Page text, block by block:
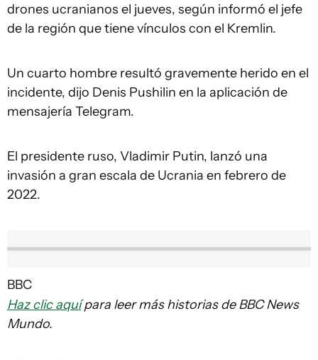
drones ucranianos el jueves, según informó el jefe
de la región que tiene vínculos con el Kremlin.
Un cuarto hombre resultó gravemente herido en el
incidente, dijo Denis Pushilin en la aplicación de
mensajería Telegram.
El presidente ruso, Vladimir Putin, lanzó una
invasión a gran escala de Ucrania en febrero de
2022.
BBC
Haz clic aquípara leer más historias de BBC News
Mundo.